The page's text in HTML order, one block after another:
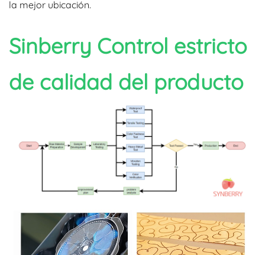
la mejor ubicación.
Sinberry Control estricto
de calidad del producto